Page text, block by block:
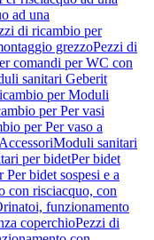
ad una
di ricambio per
grezzoPezzi di
comandi per WC con
sanitari Geberit
per Moduli
per Per vasi
per Per vaso a
Moduli sanitari
per bidetPer bidet
bidet sospesi e a
con risciacquo, con
funzionamento
coperchioPezzi di